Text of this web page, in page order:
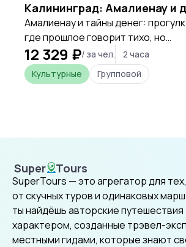
Амалиенау и тайны денег:
где прошлое говорит тихо, но
точно. Это путешествие в
настроение старого Кёнигсберга,
где за каждой виллой скрыта
12 329 ₽/ за чел.
2 часа
Культурные
Групповой
Super Tours
SuperTours
SuperTours — это агрегатор для
от скучных туров и одинаковых
ты найдёшь авторские путешествия
характером, созданные трэвел-
местными гидами, которые знают